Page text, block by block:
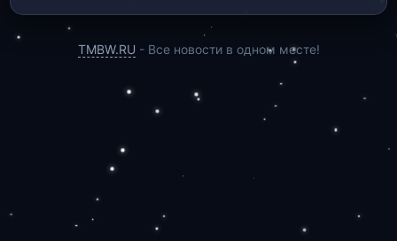
TMBW.RU - Все новости в одном месте!